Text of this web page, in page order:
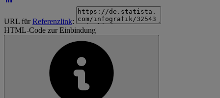
URL fürReferenzlink:
HTML-Code zur Einbindung